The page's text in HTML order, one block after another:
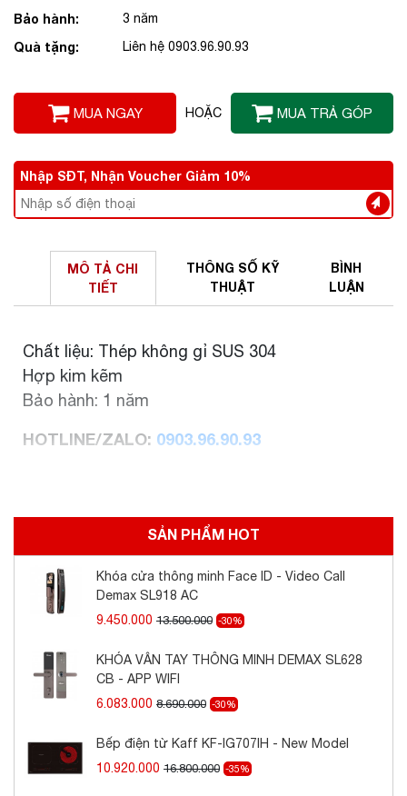
Bảo hành: 3 năm
Quà tặng: Liên hệ 0903.96.90.93
MUA NGAY HOẶC MUA TRẢ GÓP
Nhập SĐT, Nhận Voucher Giảm 10%
MÔ TẢ CHI
TIẾT
THÔNG SỐ KỸ
THUẬT
BÌNH
LUẬN
Chất liệu: Thép không gỉ SUS 304
Hợp kim kẽm
Bảo hành: 1 năm
HOTLINE/ZALO: 0903.96.90.93
SẢN PHẨM HOT
Khóa cửa thông minh Face ID - Video Call
Demax SL918 AC
9.450.000 13.500.000 -30%
KHÓA VÂN TAY THÔNG MINH DEMAX SL628
CB - APP WIFI
6.083.000 8.690.000 -30%
Bếp điện từ Kaff KF-IG707IH - New Model
10.920.000 16.800.000 -35%